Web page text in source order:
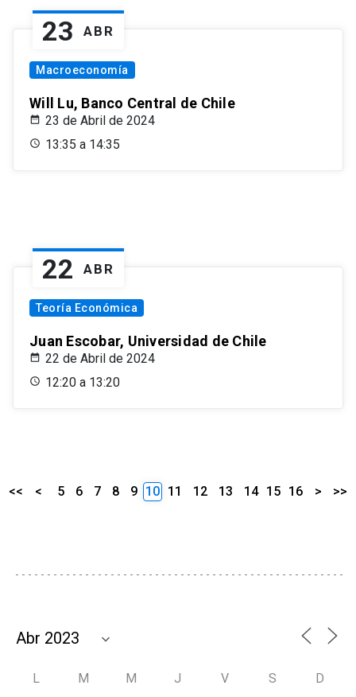
23 ABR
Macroeconomía
Will Lu, Banco Central de Chile
23 de Abril de 2024
13:35 a 14:35
22 ABR
Teoría Económica
Juan Escobar, Universidad de Chile
22 de Abril de 2024
12:20 a 13:20
<< < 5 6 7 8 9 10 11 12 13 14 15 16 > >>
L M M J V S D